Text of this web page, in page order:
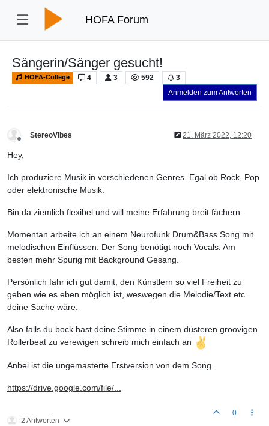
HOFA Forum
Sängerin/Sänger gesucht!
HOFA-College 4 3 592
3
Anmelden zum Antworten
StereoVibes 21. März 2022, 12:20
Hey,
Ich produziere Musik in verschiedenen Genres. Egal ob Rock, Pop
oder elektronische Musik.
Bin da ziemlich flexibel und will meine Erfahrung breit fächern.
Momentan arbeite ich an einem Neurofunk Drum&Bass Song mit
melodischen Einflüssen. Der Song benötigt noch Vocals. Am
besten mehr Spurig mit Background Gesang.
Persönlich fahr ich gut damit, den Künstlern so viel Freiheit zu
geben wie es eben möglich ist, weswegen die Melodie/Text etc.
deine Sache wäre.
Also falls du bock hast deine Stimme in einem düsteren groovigen
Rollerbeat zu verewigen schreib mich einfach an
Anbei ist die ungemasterte Erstversion von dem Song.
https://drive.google.com/file/...
2 Antworten
0